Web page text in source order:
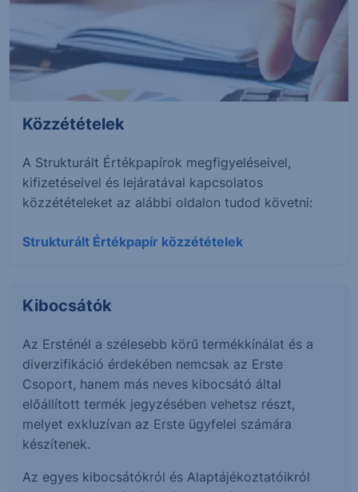
Közzétételek
A Strukturált Értékpapírok megfigyeléseivel,
kifizetéseivel és lejáratával kapcsolatos
közzétételeket az alábbi oldalon tudod követni:
Strukturált Értékpapír közzétételek
Kibocsátók
Az Ersténél a szélesebb körű termékkínálat és a
diverzifikáció érdekében nemcsak az Erste
Csoport, hanem más neves kibocsátó által
előállított termék jegyzésében vehetsz részt,
melyet exkluzívan az Erste ügyfelei számára
készítenek.
Az egyes kibocsátókról és Alaptájékoztatóikról